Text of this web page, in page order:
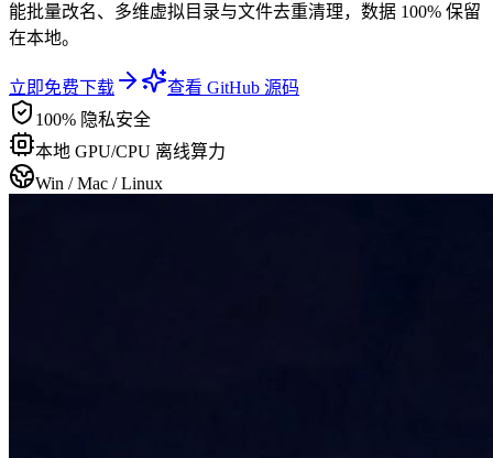
能批量改名、多维虚拟目录与文件去重清理，数据 100% 保留
在本地。
立即免费下载
查看 GitHub 源码
100% 隐私安全
本地 GPU/CPU 离线算力
Win / Mac / Linux